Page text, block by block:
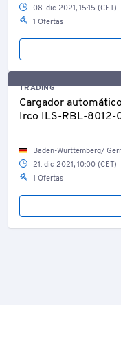
08. dic 2021, 15:15 (CET)
1 Ofertas
TRADING
Cargador
Irco ILS-RBL-8012-
Baden-Württemberg/
21. dic 2021, 10:00 (CET)
1 Ofertas